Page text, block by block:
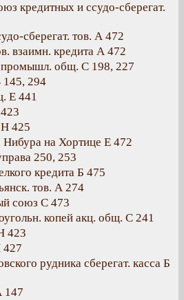
кредитных и ссудо-сберегат.
сберегат. тов. А 472
взаимн. кредита А 472
общ. С 198, 227
145, 294
Е 441
Н 425
Нибура на Хортице Е 472
250, 253
кредита Б 475
тов. А 274
союз С 473
копей акц. общ. С 241
423
427
рудника сберегат. касса Б
147